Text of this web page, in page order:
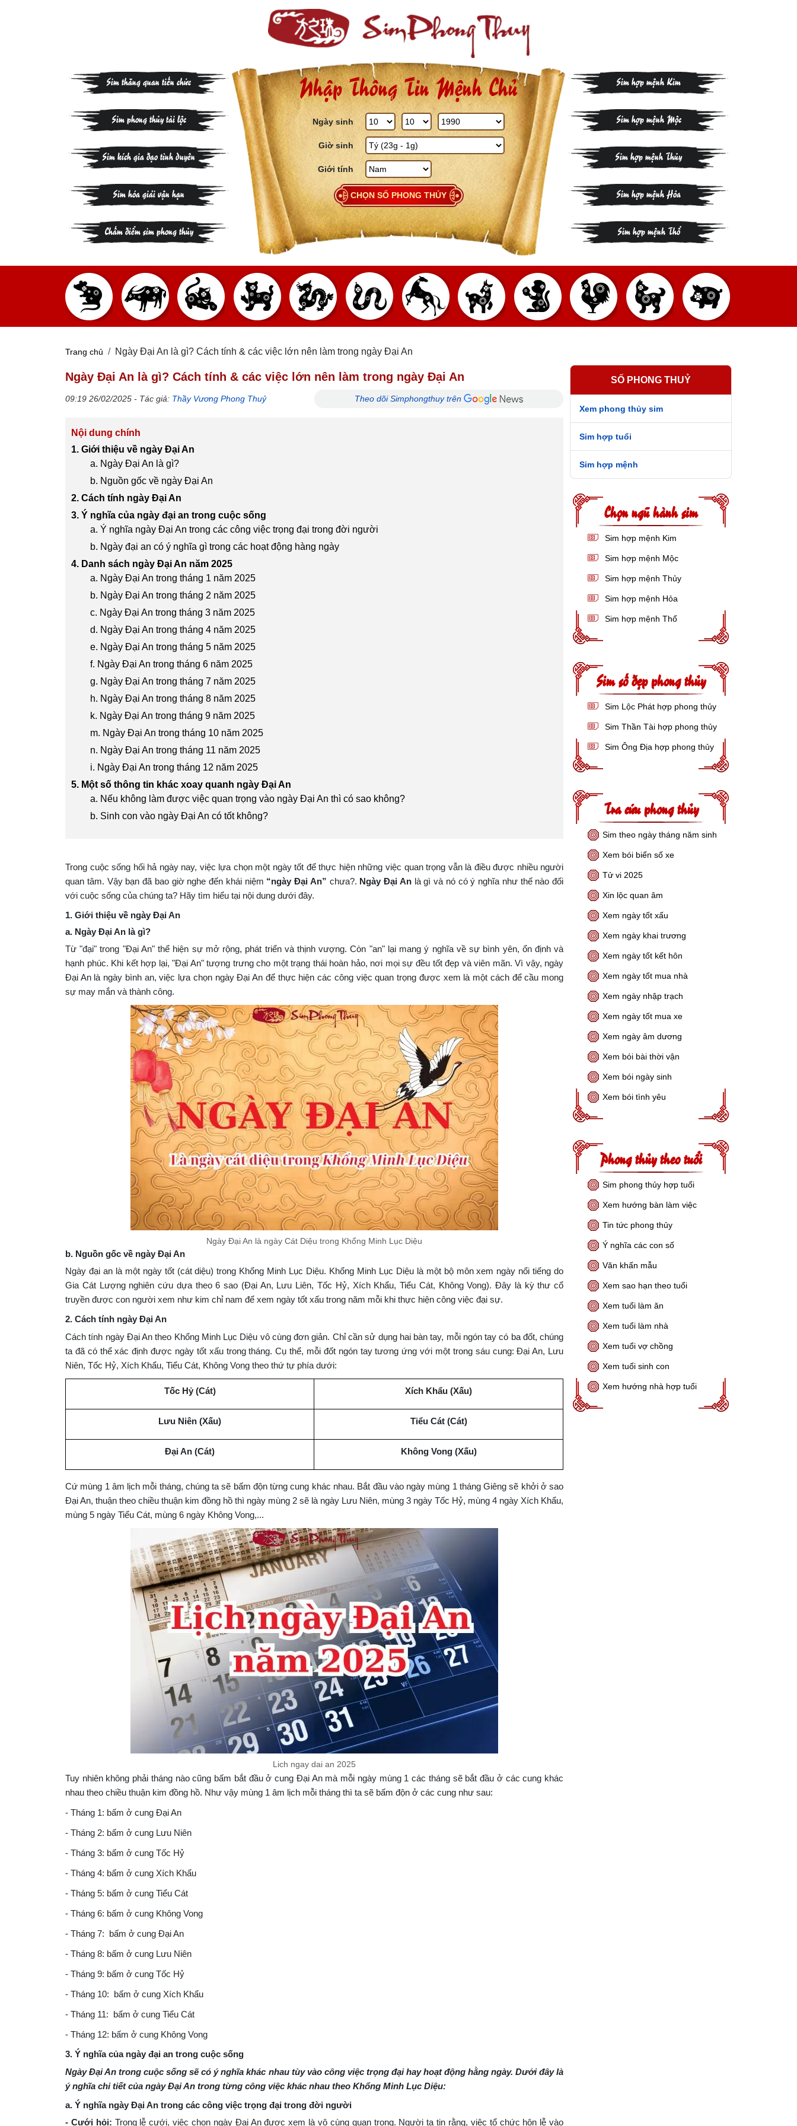
Sim thăng quan tiến chức
Sim phong thủy tài lộc
Sim kích gia đạo tình duyên
Sim hóa giải vận hạn
Chấm điểm sim phong thủy
Nhập Thông Tin Mệnh Chủ
Ngày sinh
Giờ sinh
Giới tính
CHỌN SỐ PHONG THỦY
Sim hợp mệnh Kim
Sim hợp mệnh Mộc
Sim hợp mệnh Thủy
Sim hợp mệnh Hỏa
Sim hợp mệnh Thổ
Trang chủ Ngày Đại An là gì? Cách tính & các việc lớn nên làm trong ngày Đại An
Ngày Đại An là gì? Cách tính & các việc lớn nên làm trong ngày Đại An
09:19 26/02/2025 - Tác giả: Thầy Vương Phong Thuỷ Theo dõi Simphongthuy trên
Nội dung chính
1. Giới thiệu về ngày Đại An
a. Ngày Đại An là gì?
b. Nguồn gốc về ngày Đại An
2. Cách tính ngày Đại An
3. Ý nghĩa của ngày đại an trong cuộc sống
a. Ý nghĩa ngày Đại An trong các công việc trọng đại trong đời người
b. Ngày đại an có ý nghĩa gì trong các hoạt động hàng ngày
4. Danh sách ngày Đại An năm 2025
a. Ngày Đại An trong tháng 1 năm 2025
b. Ngày Đại An trong tháng 2 năm 2025
c. Ngày Đại An trong tháng 3 năm 2025
d. Ngày Đại An trong tháng 4 năm 2025
e. Ngày Đại An trong tháng 5 năm 2025
f. Ngày Đại An trong tháng 6 năm 2025
g. Ngày Đại An trong tháng 7 năm 2025
h. Ngày Đại An trong tháng 8 năm 2025
k. Ngày Đại An trong tháng 9 năm 2025
m. Ngày Đại An trong tháng 10 năm 2025
n. Ngày Đại An trong tháng 11 năm 2025
i. Ngày Đại An trong tháng 12 năm 2025
5. Một số thông tin khác xoay quanh ngày Đại An
a. Nếu không làm được việc quan trọng vào ngày Đại An thì có sao không?
b. Sinh con vào ngày Đại An có tốt không?
Trong cuộc sống hối hả ngày nay, việc lựa chọn một ngày tốt để thực hiện những việc quan trọng vẫn là điều được nhiều người
quan tâm. Vậy bạn đã bao giờ nghe đến khái niệm “ngày Đại An” chưa?. Ngày Đại Anlà gì và nó có ý nghĩa như thế nào đối
với cuộc sống của chúng ta? Hãy tìm hiểu tại nội dung dưới đây.
1. Giới thiệu về ngày Đại An
a. Ngày Đại An là gì?
Từ "đại" trong "Đại An" thể hiện sự mở rộng, phát triển và thịnh vượng. Còn "an" lại mang ý nghĩa về sự bình yên, ổn định và
hạnh phúc. Khi kết hợp lại, "Đại An" tượng trưng cho một trạng thái hoàn hảo, nơi mọi sự đều tốt đẹp và viên mãn. Vì vậy, ngày
Đại An là ngày bình an, việc lựa chọn ngày Đại An để thực hiện các công việc quan trọng được xem là một cách để cầu mong
sự may mắn và thành công.
Ngày Đại An là ngày Cát Diệu trong Khổng Minh Lục Diệu
b. Nguồn gốc về ngày Đại An
Ngày đại an là một ngày tốt (cát diệu) trong Khổng Minh Lục Diệu. Khổng Minh Lục Diệu là một bộ môn xem ngày nổi tiếng do
Gia Cát Lượng nghiên cứu dựa theo 6 sao (Đại An, Lưu Liên, Tốc Hỷ, Xích Khẩu, Tiểu Cát, Không Vong). Đây là kỳ thư cổ
truyền được con người xem như kim chỉ nam để xem ngày tốt xấu trong năm mỗi khi thực hiện công việc đại sự.
2. Cách tính ngày Đại An
Cách tính ngày Đại An theo Khổng Minh Lục Diệu vô cùng đơn giản. Chỉ cần sử dụng hai bàn tay, mỗi ngón tay có ba đốt, chúng
ta đã có thể xác định được ngày tốt xấu trong tháng. Cụ thể, mỗi đốt ngón tay tương ứng với một trong sáu cung: Đại An, Lưu
Niên, Tốc Hỷ, Xích Khẩu, Tiểu Cát, Không Vong theo thứ tự phía dưới:
Tốc Hỷ (Cát) Xích Khẩu (Xấu)
Lưu Niên (Xấu) Tiểu Cát(Cát)
Đại An (Cát) Không Vong(Xấu)
Cứ mùng 1 âm lịch mỗi tháng, chúng ta sẽ bấm độn từng cung khác nhau. Bắt đầu vào ngày mùng 1 tháng Giêng sẽ khởi ở sao
Đại An, thuận theo chiều thuận kim đồng hồ thì ngày mùng 2 sẽ là ngày Lưu Niên, mùng 3 ngày Tốc Hỷ, mùng 4 ngày Xích Khẩu,
mùng 5 ngày Tiểu Cát, mùng 6 ngày Không Vong,...
Lich ngay dai an 2025
Tuy nhiên không phải tháng nào cũng bấm bắt đầu ở cung Đại An mà mỗi ngày mùng 1 các tháng sẽ bắt đầu ở các cung khác
nhau theo chiều thuận kim đồng hồ. Như vậy mùng 1 âm lịch mỗi tháng thì ta sẽ bấm độn ở các cung như sau:
- Tháng 1: bấm ở cung Đại An
- Tháng 2: bấm ở cung Lưu Niên
- Tháng 3: bấm ở cung Tốc Hỷ
- Tháng 4: bấm ở cung Xích Khẩu
- Tháng 5: bấm ở cung Tiểu Cát
- Tháng 6: bấm ở cung Không Vong
- Tháng 7: bấm ở cung Đại An
- Tháng 8: bấm ở cung Lưu Niên
- Tháng 9: bấm ở cung Tốc Hỷ
- Tháng 10: bấm ở cung Xích Khẩu
- Tháng 11: bấm ở cung Tiểu Cát
- Tháng 12: bấm ở cung Không Vong
3. Ý nghĩa của ngày đại an trong cuộc sống
Ngày Đại An trong cuộc sống sẽ có ý nghĩa khác nhau tùy vào công việc trọng đại hay hoạt động hằng ngày. Dưới đây là
ý nghĩa chi tiết của ngày Đại An trong từng công việc khác nhau theo Khổng Minh Lục Diệu:
a. Ý nghĩa ngày Đại An trong các công việc trọng đại trong đời người
- Cưới hỏi: Trong lễ cưới, việc chọn ngày Đại An được xem là vô cùng quan trọng. Người ta tin rằng, việc tổ chức hôn lễ vào
SỐ PHONG THUỶ
Xem phong thủy sim
Sim hợp tuổi
Sim hợp mệnh
Chọn ngũ hành sim
Sim hợp mệnh Kim
Sim hợp mệnh Mộc
Sim hợp mệnh Thủy
Sim hợp mệnh Hỏa
Sim hợp mệnh Thổ
Sim số đẹp phong thủy
Sim Lộc Phát hợp phong thủy
Sim Thần Tài hợp phong thủy
Sim Ông Địa hợp phong thủy
Tra cứu phong thủy
Sim theo ngày tháng năm sinh
Xem bói biển số xe
Tử vi 2025
Xin lộc quan âm
Xem ngày tốt xấu
Xem ngày khai trương
Xem ngày tốt kết hôn
Xem ngày tốt mua nhà
Xem ngày nhập trạch
Xem ngày tốt mua xe
Xem ngày âm dương
Xem bói bài thời vận
Xem bói ngày sinh
Xem bói tình yêu
Phong thủy theo tuổi
Sim phong thủy hợp tuổi
Xem hướng bàn làm việc
Tin tức phong thủy
Ý nghĩa các con số
Văn khấn mẫu
Xem sao hạn theo tuổi
Xem tuổi làm ăn
Xem tuổi làm nhà
Xem tuổi vợ chồng
Xem tuổi sinh con
Xem hướng nhà hợp tuổi